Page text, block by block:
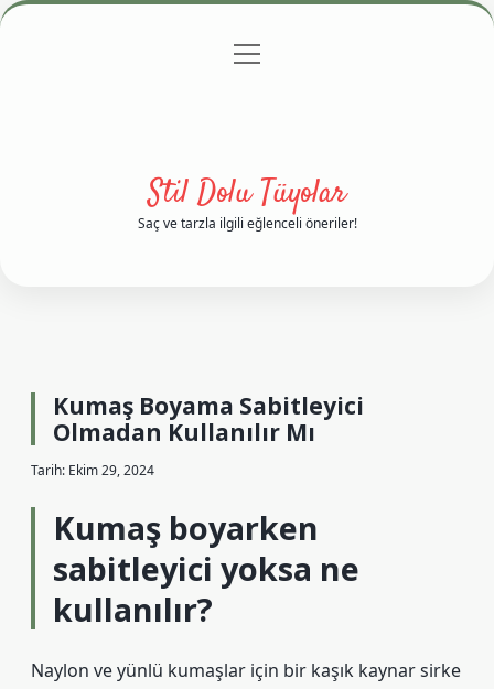
Gizlilik Politikası
menüyü
Stil Dolu Tüyolar
Saç ve tarzla ilgili eğlenceli öneriler!
Kumaş Boyama Sabitleyici
Olmadan Kullanılır Mı
Tarih: Ekim 29, 2024
Kumaş boyarken
sabitleyici yoksa ne
kullanılır?
Naylon ve yünlü kumaşlar için bir kaşık kaynar sirke